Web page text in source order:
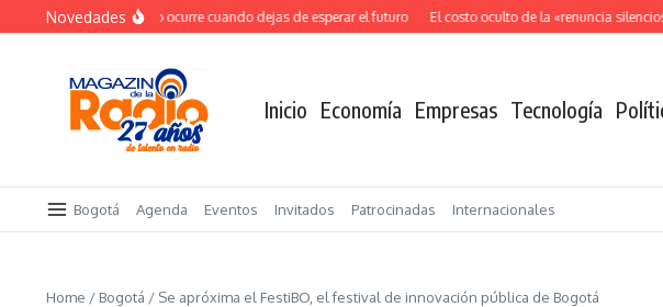
Saltar al contenido
Novedades
El verdadero salto ocurre cuando dejas de esperar el futuro El costo oculto de la «renuncia silenciosa»
Inicio Economía Empresas Tecnología
Bogotá Agenda Eventos Invitados Patrocinadas Internacionales
Home / Bogotá / Se apróxima el FestiBO, el festival de innovación pública de Bogotá